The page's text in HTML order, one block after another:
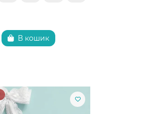
В кошик